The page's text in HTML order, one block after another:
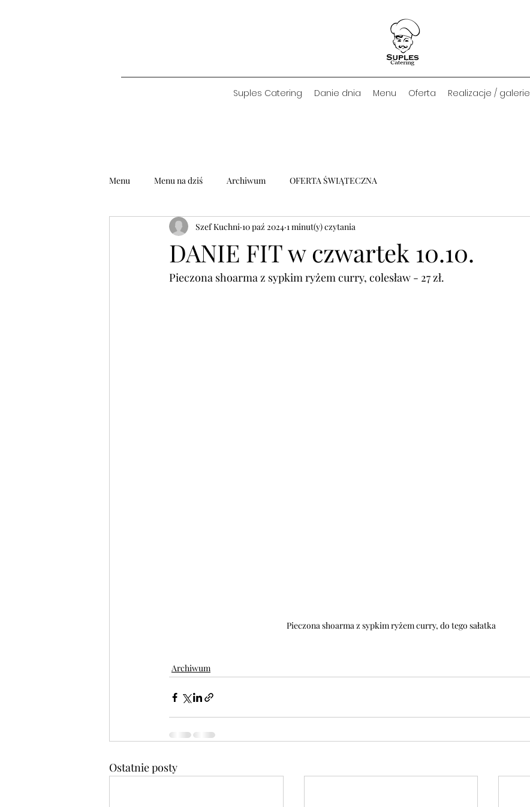
Suples Catering Danie dnia Menu Oferta Realizacje / galerie
Menu Menu na dziś Archiwum OFERTA ŚWIĄTECZNA
DANIE FIT w czwartek 10.10.
Szef Kuchni 10 paź 2024 1 minut(y) czytania
Pieczona shoarma z sypkim ryżem curry, colesław - 27 zł.
Pieczona shoarma z sypkim ryżem curry, do tego sałatka
Archiwum
Ostatnie posty